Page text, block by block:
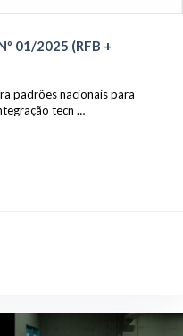
01/2025 (RFB +
padrões nacionais para
tecn …